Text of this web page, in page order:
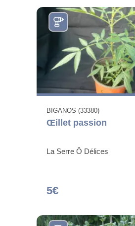
BIGANOS (33380)
Œillet passion
La Serre Ô Délices
5€